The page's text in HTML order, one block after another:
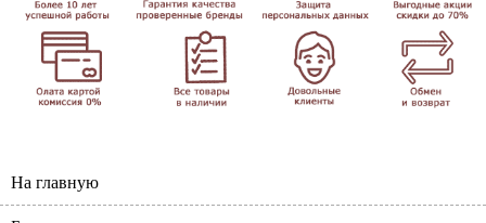
На главную